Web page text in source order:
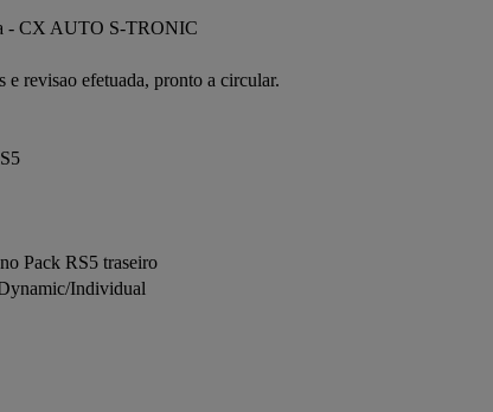
- CX AUTO S-TRONIC
e revisao efetuada, pronto a circular.
Pack RS5 traseiro
Individual